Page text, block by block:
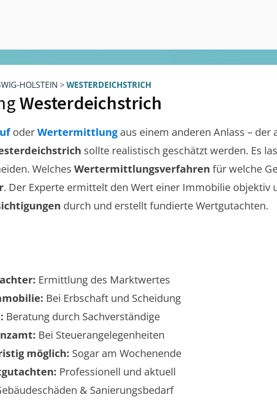
HOLSTEIN >WESTERDEICHSTRICH
Westerdeichstrich
oderWertermittlung aus einem anderen Anlass – der
sollte realistisch geschätzt werden. Es
Welches Wertermittlungsverfahren für welche
. Der Experte ermittelt den Wert einer Immobilie objektiv
durch und erstellt fundierte Wertgutachten.
Ermittlung des Marktwertes
Bei Erbschaft und Scheidung
Beratung durch Sachverständige
Bei Steuerangelegenheiten
möglich: Sogar am Wochenende
Professionell und aktuell
& Sanierungsbedarf